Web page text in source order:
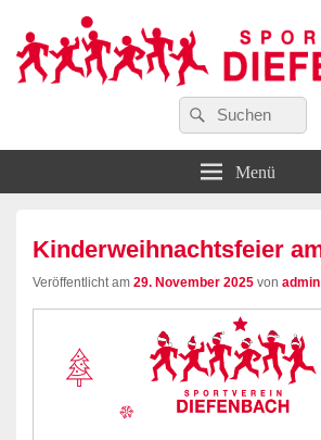
Sportverein Diefenbach
Suchen
nach:
Suchen
Menü
Kinderweihnachtsfeier
Veröffentlicht am 29. November 2025 von admin